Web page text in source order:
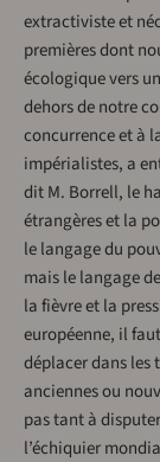
extractiviste et
premières dont
écologique vers
dehors de notre
concurrence et à
impérialistes, a
dit M. Borrell, le
étrangères et la
le langage du
mais le langage
la fièvre et la
européenne, il
déplacer dans les
anciennes ou
pas tant à
l’échiquier